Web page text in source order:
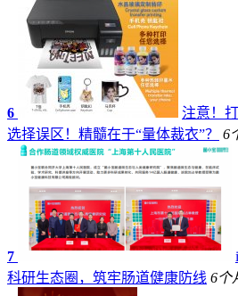
6
注意！
选择误区！精髓在于“量体裁衣”？
6
7
科研生态圈，筑牢肠道健康防线 6个